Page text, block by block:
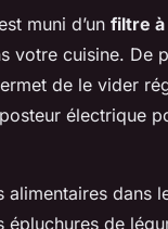
muni d’un filtre à
votre cuisine. De
de le vider
électrique
dans
de